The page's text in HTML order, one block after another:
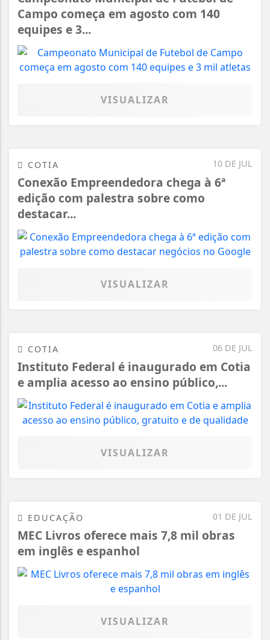
Campo começa em agosto com 140
equipes e 3...
VISUALIZAR
10 DE JUL
COTIA
Conexão Empreendedora chega à 6ª
edição com palestra sobre como
destacar...
VISUALIZAR
06 DE JUL
COTIA
Instituto Federal é inaugurado em Cotia
e amplia acesso ao ensino público,...
VISUALIZAR
01 DE JUL
EDUCAÇÃO
MEC Livros oferece mais 7,8 mil obras
em inglês e espanhol
VISUALIZAR